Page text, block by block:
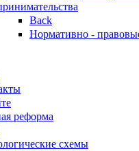
Back
Нормативно -
реформа
схемы